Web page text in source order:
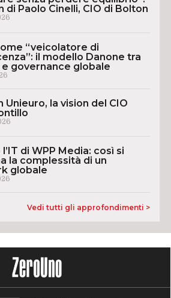
di Paolo Cinelli, CIO di Bolton
“veicolatore di
il modello Danone tra
e governance globale
Unieuro, la vision del CIO
di WPP Media: così si
la complessità di un
globale
Vedi tutti gli approfondimenti >